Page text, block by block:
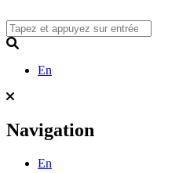
to
content
En
Navigation
En